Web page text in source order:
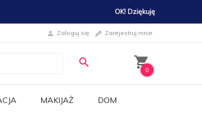
OK! Dziękuję
Zaloguj się Zarejestruj mnie
0
MAKIJAŻ DOM